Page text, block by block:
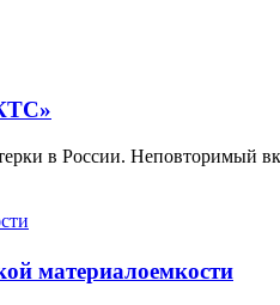
в России. Неповторимый
материалоемкости